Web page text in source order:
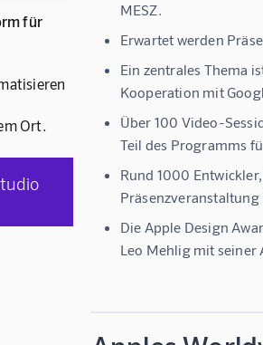
für
Ort.
MESZ.
Erwartet werden
Ein zentrales Thema
Kooperation mit
Über 100 Video-
Teil des Programms
Rund 1000
Die Apple Design
Leo Mehlig mit seiner